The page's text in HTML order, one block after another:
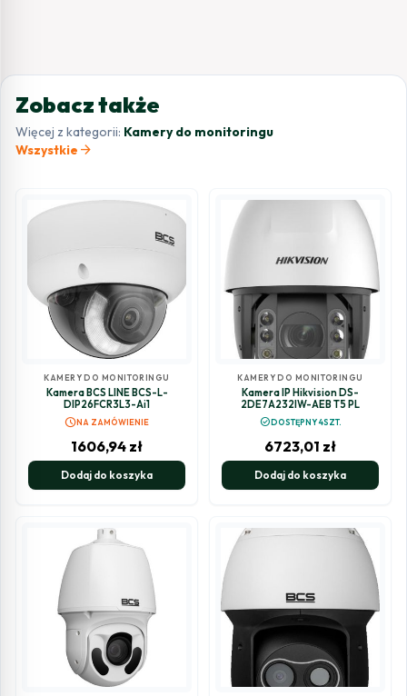
Zobacz także
Więcej z kategorii: Kamery do monitoringu
Wszystkie arrow_forward
KAMERY DO MONITORINGU
Kamera BCS LINE BCS-L-
DIP26FCR3L3-Ai1
scheduleNA ZAMÓWIENIE
1606,94 zł
Dodaj do koszyka
KAMERY DO MONITORINGU
Kamera IP Hikvision DS-
2DE7A232IW-AEB T5 PL
check_circleDOSTĘPNY 4SZT.
6723,01 zł
Dodaj do koszyka